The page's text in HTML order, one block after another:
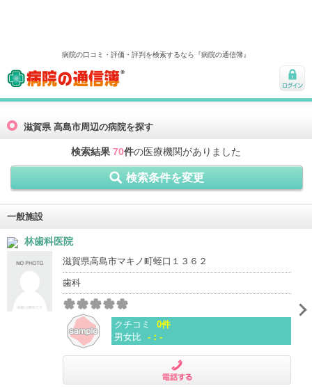
病院の口コミ・評価・評判を検索するなら『病院の通信簿』
病院の通信簿
ログ
滋賀県 高島市周辺の病院を探す
検索結果 70件の医療機関がありました
検索条件を変更
一般施設
林歯科医院
滋賀県高島市マキノ町蛭口１３６２
歯科
クチコミ
0件
男女比 -：-